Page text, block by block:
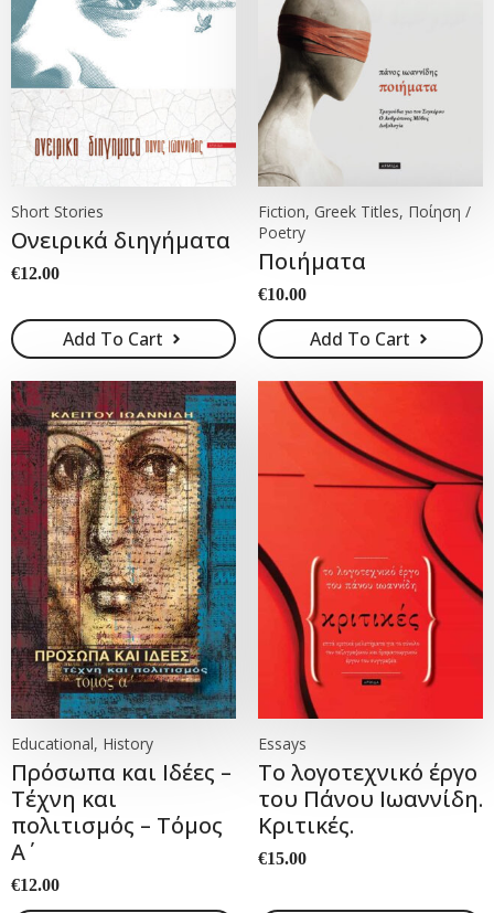
Short Stories
Ονειρικά διηγήματα
€12.00
Add To Cart
Fiction, Greek Titles, Ποίηση /
Poetry
Ποιήματα
€10.00
Add To Cart
Educational, History
Πρόσωπα και Ιδέες –
Τέχνη και
πολιτισμός – Τόμος
Α΄
€12.00
Essays
Το λογοτεχνικό έργο
του Πάνου Ιωαννίδη.
Κριτικές.
€15.00